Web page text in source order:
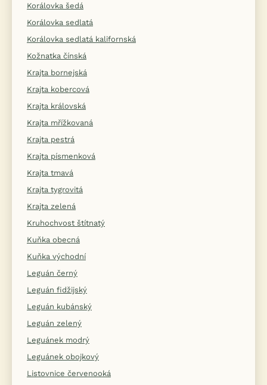
Korálovka šedá
Korálovka sedlatá
Korálovka sedlatá kalifornská
Kožnatka čínská
Krajta bornejská
Krajta kobercová
Krajta královská
Krajta mřížkovaná
Krajta pestrá
Krajta písmenková
Krajta tmavá
Krajta tygrovitá
Krajta zelená
Kruhochvost štítnatý
Kuňka obecná
Kuňka východní
Leguán černý
Leguán fidžijský
Leguán kubánský
Leguán zelený
Leguánek modrý
Leguánek obojkový
Listovnice červenooká